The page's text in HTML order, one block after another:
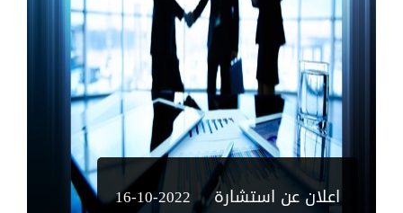
اعلان عن استشارة 16-10-2022